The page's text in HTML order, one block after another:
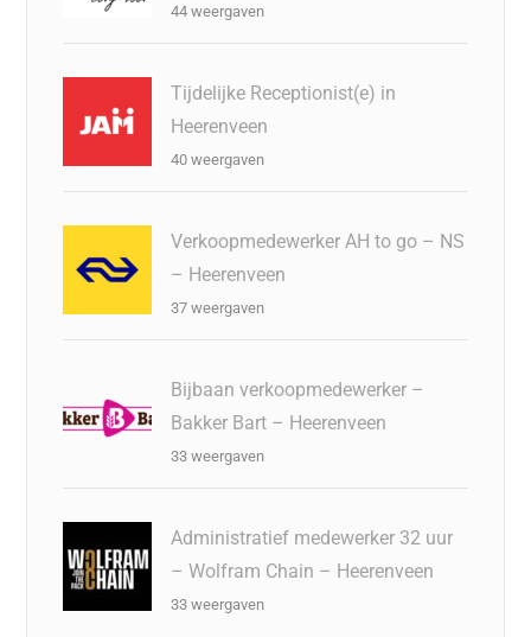
44 weergaven
Tijdelijke Receptionist(e) in
Heerenveen
40 weergaven
Verkoopmedewerker AH to go – NS
– Heerenveen
37 weergaven
Bijbaan verkoopmedewerker –
Bakker Bart – Heerenveen
33 weergaven
Administratief medewerker 32 uur
– Wolfram Chain – Heerenveen
33 weergaven